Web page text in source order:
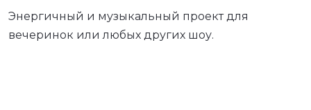
Энергичный и музыкальный проект для
вечеринок или любых других шоу.